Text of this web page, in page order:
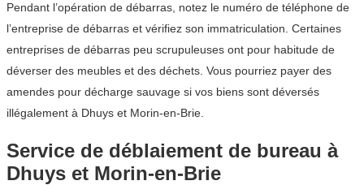
Pendant l’opération de débarras, notez le numéro de téléphone de
l’entreprise de débarras et vérifiez son immatriculation. Certaines
entreprises de débarras peu scrupuleuses ont pour habitude de
déverser des meubles et des déchets. Vous pourriez payer des
amendes pour décharge sauvage si vos biens sont déversés
illégalement à Dhuys et Morin-en-Brie.
Service de déblaiement de bureau à
Dhuys et Morin-en-Brie